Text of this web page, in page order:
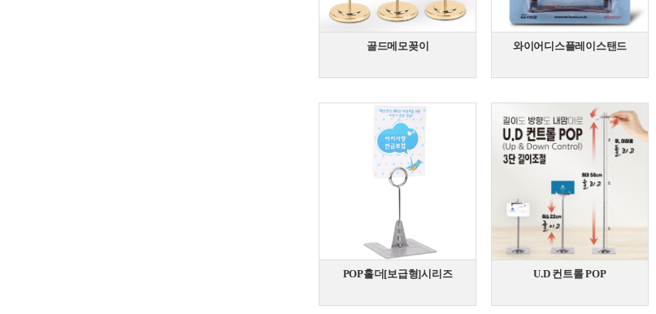
골드메모꽂이 와이어디스플레이스탠드
POP홀더[보급형]시리즈 U.D 컨트롤 POP